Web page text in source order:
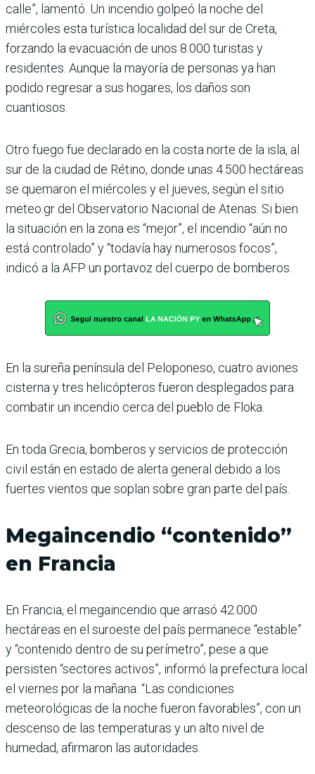
calle”, lamentó. Un incendio golpeó la noche del
miércoles esta turística localidad del sur de Creta,
forzando la evacuación de unos 8.000 turistas y
residentes. Aunque la mayoría de personas ya han
podido regresar a sus hogares, los daños son
cuantiosos.
Otro fuego fue declarado en la costa norte de la isla, al
sur de la ciudad de Rétino, donde unas 4.500 hectáreas
se quemaron el miércoles y el jueves, según el sitio
meteo.gr del Observatorio Nacional de Atenas. Si bien
la situación en la zona es “mejor”, el incendio “aún no
está controlado” y “todavía hay numerosos focos”,
indicó a la AFP un portavoz del cuerpo de bomberos.
En la sureña península del Peloponeso, cuatro aviones
cisterna y tres helicópteros fueron desplegados para
combatir un incendio cerca del pueblo de Floka.
En toda Grecia, bomberos y servicios de protección
civil están en estado de alerta general debido a los
fuertes vientos que soplan sobre gran parte del país.
Megaincendio “contenido”
en Francia
En Francia, el megaincendio que arrasó 42.000
hectáreas en el suroeste del país permanece “estable”
y “contenido dentro de su perímetro”, pese a que
persisten “sectores activos”, informó la prefectura local
el viernes por la mañana. “Las condiciones
meteorológicas de la noche fueron favorables”, con un
descenso de las temperaturas y un alto nivel de
humedad, afirmaron las autoridades.